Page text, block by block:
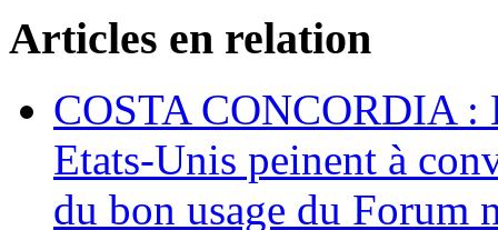
Articles en relation
COSTA CONCORDIA :
Etats-Unis peinent à
du bon usage du Forum